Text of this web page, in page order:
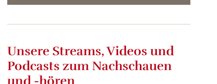
Unsere Streams, Videos und
Podcasts zum Nachschauen